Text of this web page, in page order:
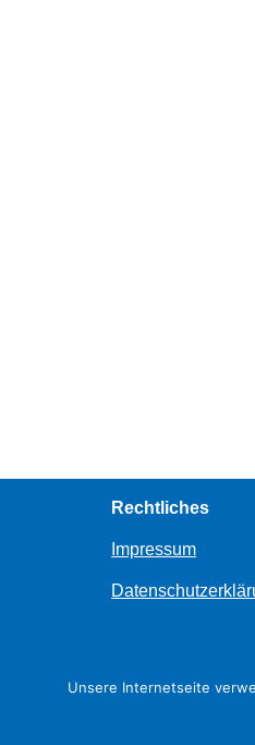
Rechtliches
Impressum
Unsere Internetseite